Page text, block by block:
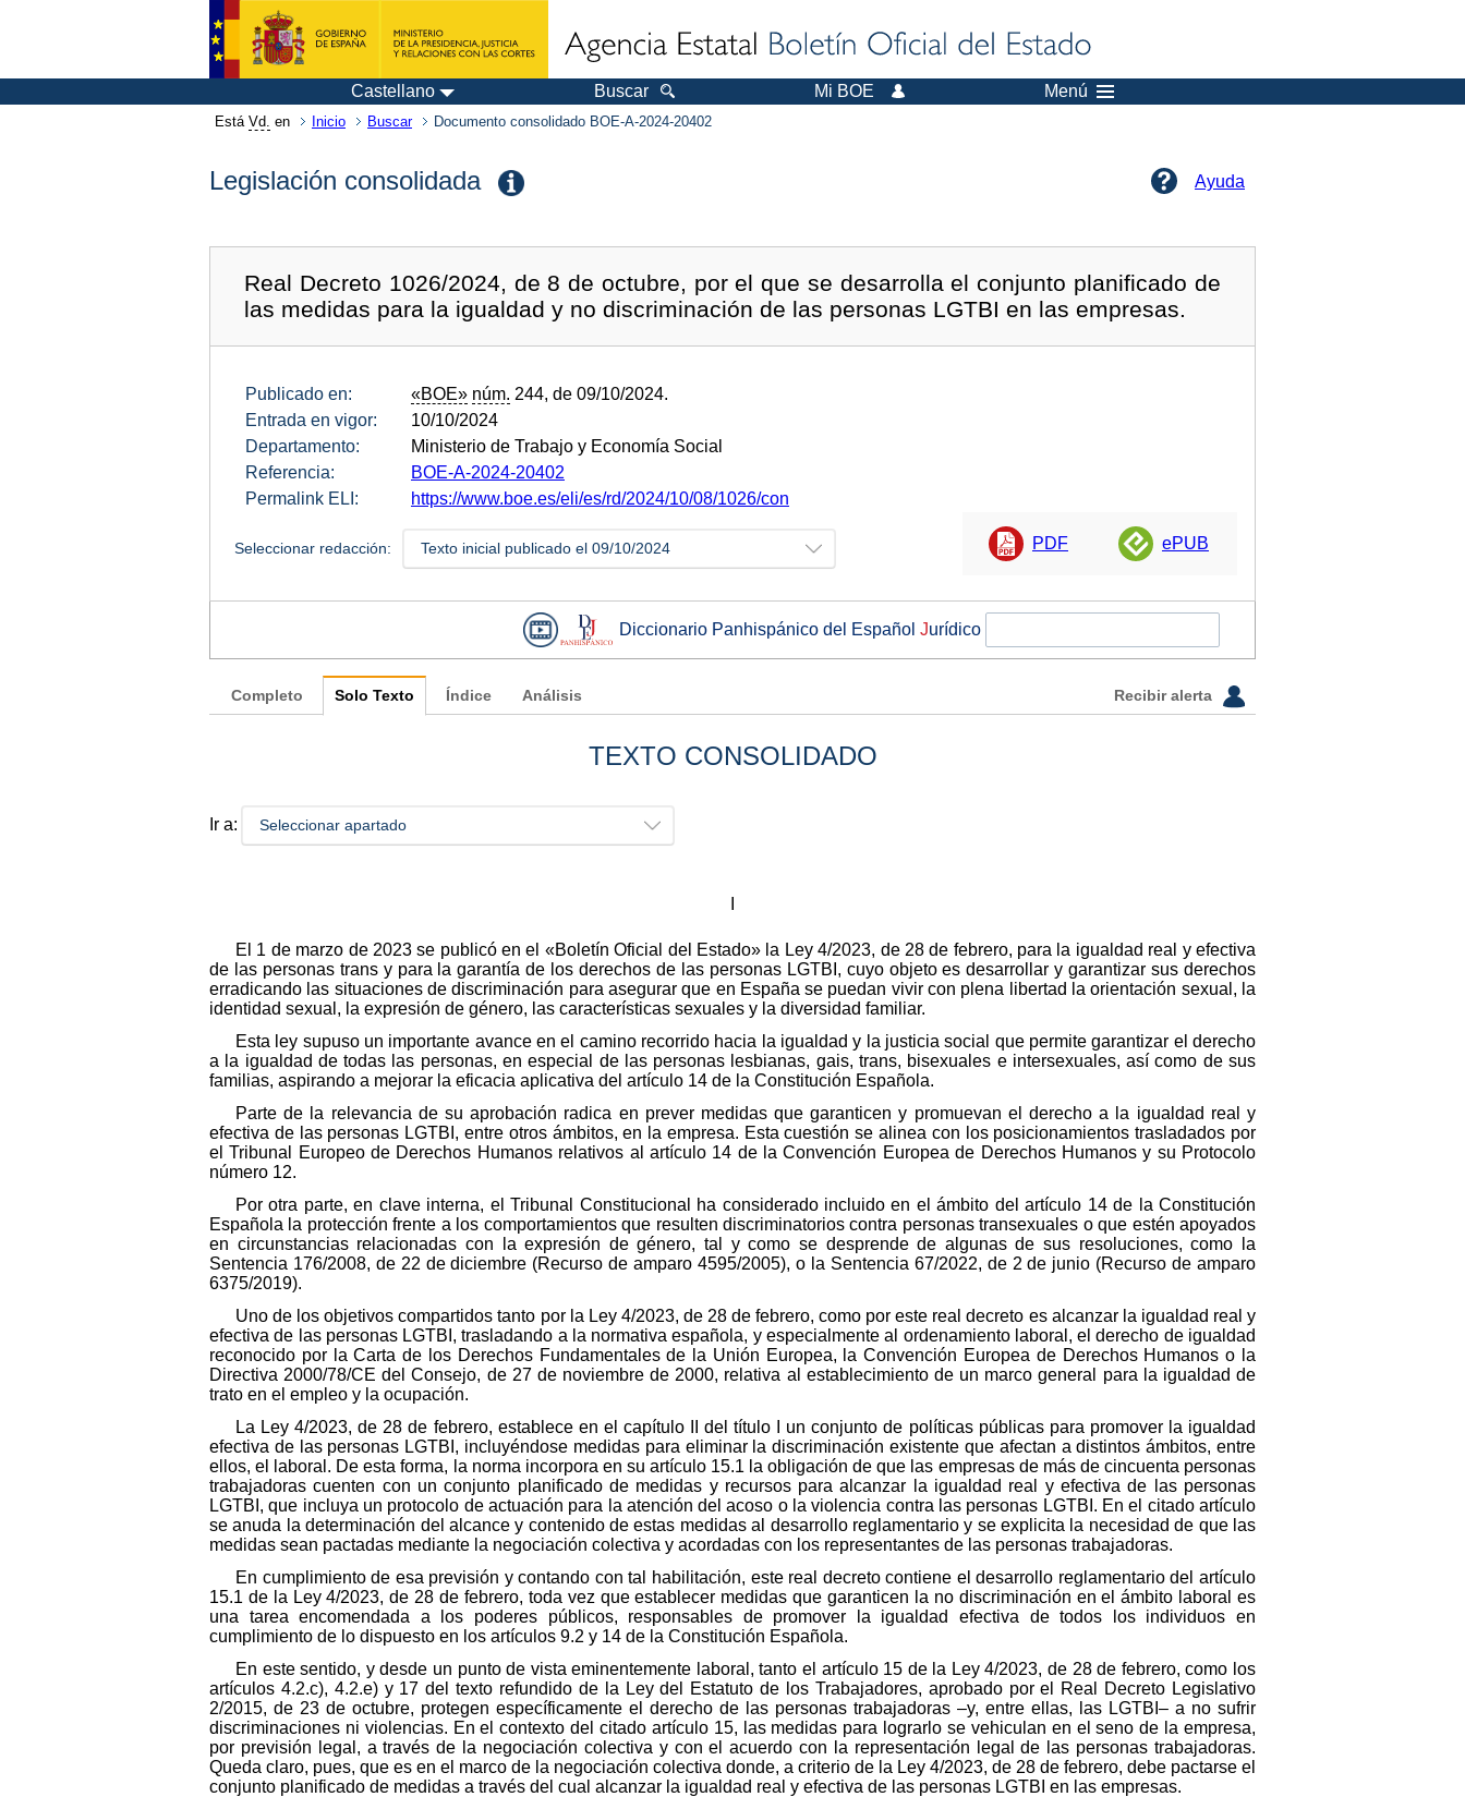
Castellano Buscar Mi BOE Menú
Está Vd. en Inicio Buscar Documento consolidado BOE-A-2024-20402
Legislación consolidada Ayuda
Real Decreto 1026/2024, de 8 de octubre, por el que se desarrolla el conjunto planificado de
las medidas para la igualdad y no discriminación de las personas LGTBI en las empresas.
Publicado en: «BOE» núm. 244, de 09/10/2024.
Entrada en vigor:
10/10/2024
Departamento:
Ministerio de Trabajo y Economía Social
Referencia:
BOE-A-2024-20402
Permalink ELI:
https://www.boe.es/eli/es/rd/2024/10/08/1026/con
Seleccionar redacción: Texto inicial publicado el 09/10/2024 PDF ePUB
Diccionario Panhispánico del Español Jurídico
Completo Solo Texto Índice Análisis Recibir alerta
TEXTO CONSOLIDADO
Ir a: Seleccionar apartado
El 1 de marzo de 2023 se publicó en el «Boletín Oficial del Estado» la Ley 4/2023, de 28 de febrero, para la igualdad real y efectiva
de las personas trans y para la garantía de los derechos de las personas LGTBI, cuyo objeto es desarrollar y garantizar sus derechos
erradicando las situaciones de discriminación para asegurar que en España se puedan vivir con plena libertad la orientación sexual, la
identidad sexual, la expresión de género, las características sexuales y la diversidad familiar.
Esta ley supuso un importante avance en el camino recorrido hacia la igualdad y la justicia social que permite garantizar el derecho
a la igualdad de todas las personas, en especial de las personas lesbianas, gais, trans, bisexuales e intersexuales, así como de sus
familias, aspirando a mejorar la eficacia aplicativa del artículo 14 de la Constitución Española.
Parte de la relevancia de su aprobación radica en prever medidas que garanticen y promuevan el derecho a la igualdad real y
efectiva de las personas LGTBI, entre otros ámbitos, en la empresa. Esta cuestión se alinea con los posicionamientos trasladados por
el Tribunal Europeo de Derechos Humanos relativos al artículo 14 de la Convención Europea de Derechos Humanos y su Protocolo
número 12.
Por otra parte, en clave interna, el Tribunal Constitucional ha considerado incluido en el ámbito del artículo 14 de la Constitución
Española la protección frente a los comportamientos que resulten discriminatorios contra personas transexuales o que estén apoyados
en circunstancias relacionadas con la expresión de género, tal y como se desprende de algunas de sus resoluciones, como la
Sentencia 176/2008, de 22 de diciembre (Recurso de amparo 4595/2005), o la Sentencia 67/2022, de 2 de junio (Recurso de amparo
6375/2019).
Uno de los objetivos compartidos tanto por la Ley 4/2023, de 28 de febrero, como por este real decreto es alcanzar la igualdad real y
efectiva de las personas LGTBI, trasladando a la normativa española, y especialmente al ordenamiento laboral, el derecho de igualdad
reconocido por la Carta de los Derechos Fundamentales de la Unión Europea, la Convención Europea de Derechos Humanos o la
Directiva 2000/78/CE del Consejo, de 27 de noviembre de 2000, relativa al establecimiento de un marco general para la igualdad de
trato en el empleo y la ocupación.
La Ley 4/2023, de 28 de febrero, establece en el capítulo II del título I un conjunto de políticas públicas para promover la igualdad
efectiva de las personas LGTBI, incluyéndose medidas para eliminar la discriminación existente que afectan a distintos ámbitos, entre
ellos, el laboral. De esta forma, la norma incorpora en su artículo 15.1 la obligación de que las empresas de más de cincuenta personas
trabajadoras cuenten con un conjunto planificado de medidas y recursos para alcanzar la igualdad real y efectiva de las personas
LGTBI, que incluya un protocolo de actuación para la atención del acoso o la violencia contra las personas LGTBI. En el citado artículo
se anuda la determinación del alcance y contenido de estas medidas al desarrollo reglamentario y se explicita la necesidad de que las
medidas sean pactadas mediante la negociación colectiva y acordadas con los representantes de las personas trabajadoras.
En cumplimiento de esa previsión y contando con tal habilitación, este real decreto contiene el desarrollo reglamentario del artículo
15.1 de la Ley 4/2023, de 28 de febrero, toda vez que establecer medidas que garanticen la no discriminación en el ámbito laboral es
una tarea encomendada a los poderes públicos, responsables de promover la igualdad efectiva de todos los individuos en
cumplimiento de lo dispuesto en los artículos 9.2 y 14 de la Constitución Española.
En este sentido, y desde un punto de vista eminentemente laboral, tanto el artículo 15 de la Ley 4/2023, de 28 de febrero, como los
artículos 4.2.c), 4.2.e) y 17 del texto refundido de la Ley del Estatuto de los Trabajadores, aprobado por el Real Decreto Legislativo
2/2015, de 23 de octubre, protegen específicamente el derecho de las personas trabajadoras –y, entre ellas, las LGTBI– a no sufrir
discriminaciones ni violencias. En el contexto del citado artículo 15, las medidas para lograrlo se vehiculan en el seno de la empresa,
por previsión legal, a través de la negociación colectiva y con el acuerdo con la representación legal de las personas trabajadoras.
Queda claro, pues, que es en el marco de la negociación colectiva donde, a criterio de la Ley 4/2023, de 28 de febrero, debe pactarse el
conjunto planificado de medidas a través del cual alcanzar la igualdad real y efectiva de las personas LGTBI en las empresas.